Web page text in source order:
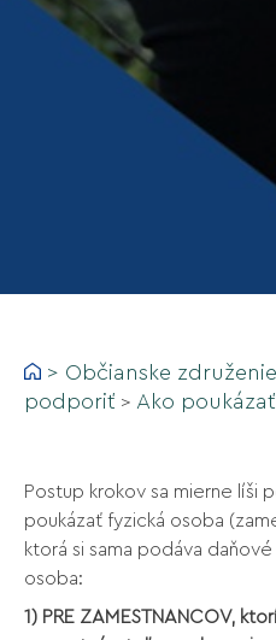
> Občianske
podporiť > Ako
Postup krokov sa mierne líši
poukázať fyzická osoba
ktorá si sama podáva
osoba:
1) PRE ZAMESTNANCOV,